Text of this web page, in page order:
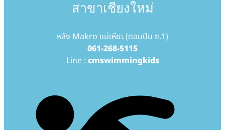
สาขาเชียงใหม่
หลัง Makro แม่เหียะ (ดอนปิน ซ.1)
061-268-5115
Line :cmswimmingkids